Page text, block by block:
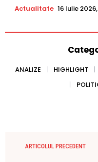
Actualitate 16 Iulie
ANALIZE HIGHLIGHT
ARTICOLUL PRECEDENT